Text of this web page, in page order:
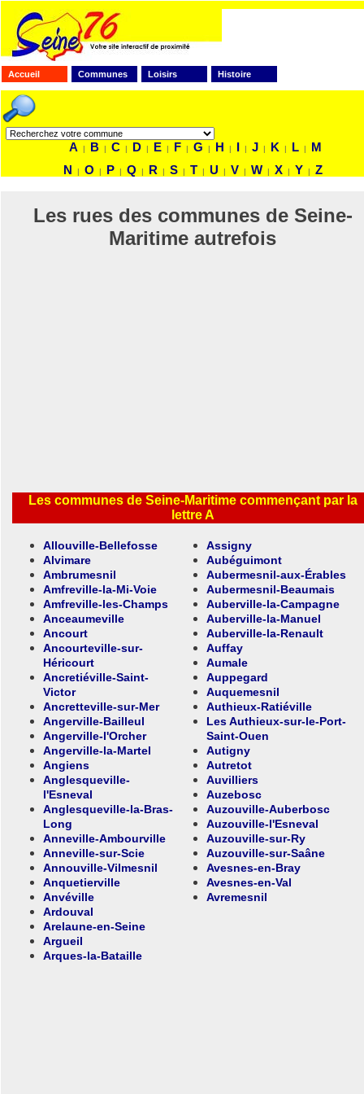
Accueil Communes Loisirs Histoire
A | B | C | D | E | F | G | H | I | J | K | L |
M
N
| O | P | Q | R | S | T | U | V | W | X | Y | Z
Les rues des communes de Seine-
Maritime autrefois
Les communes de Seine-Maritime commençant par la
lettre A
Allouville-Bellefosse
Alvimare
Ambrumesnil
Amfreville-la-Mi-Voie
Amfreville-les-Champs
Anceaumeville
Ancourt
Ancourteville-sur-
Héricourt
Ancretiéville-Saint-
Victor
Ancretteville-sur-Mer
Angerville-Bailleul
Angerville-l'Orcher
Angerville-la-Martel
Angiens
Anglesqueville-
l'Esneval
Anglesqueville-la-Bras-
Long
Anneville-Ambourville
Anneville-sur-Scie
Annouville-Vilmesnil
Anquetierville
Anvéville
Ardouval
Arelaune-en-Seine
Argueil
Arques-la-Bataille
Assigny
Aubéguimont
Aubermesnil-aux-Érables
Aubermesnil-Beaumais
Auberville-la-Campagne
Auberville-la-Manuel
Auberville-la-Renault
Auffay
Aumale
Auppegard
Auquemesnil
Authieux-Ratiéville
Les Authieux-sur-le-Port-
Saint-Ouen
Autigny
Autretot
Auvilliers
Auzebosc
Auzouville-Auberbosc
Auzouville-l'Esneval
Auzouville-sur-Ry
Auzouville-sur-Saâne
Avesnes-en-Bray
Avesnes-en-Val
Avremesnil